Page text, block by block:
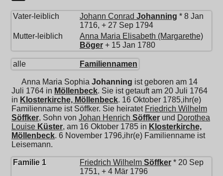
Vater-leiblich Johann Conrad Johanning * 8 Jan
1716, + 27 Sep 1794
Mutter-leiblich
Anna Maria Elisabeth (Margarethe)
Böger + 15 Jan 1780
alle Familiennamen
Anna Maria Sophia Johanning ist geboren am 14
Juli 1764 in Möllenbeck. Sie ist getauft am 20 Juli 1764
in Klosterkirche, Möllenbeck. 16 Oktober 1785,ihr(e)
Familienname ist Söffker. Sie heiratet Friedrich Wilhelm
Söffker, Sohn von Johan Henrich Söffker und Dorothea
Louise Küster, am 16 Oktober 1785 in Klosterkirche,
Möllenbeck. 6 November 1796,ihr(e) Familienname ist
Leisemann.
Familie 1 Friedrich Wilhelm Söffker * 20 Sep
1751, + 4 Mär 1796